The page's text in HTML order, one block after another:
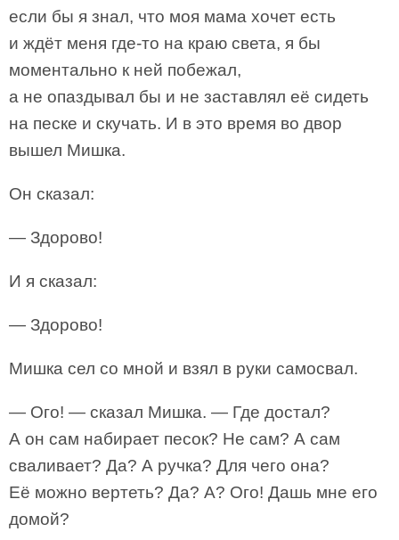
если бы я знал, что моя мама хочет есть
и ждёт меня где-то на краю света, я бы
моментально к ней побежал,
а не опаздывал бы и не заставлял её сидеть
на песке и скучать. И в это время во двор
вышел Мишка.
Он сказал:
— Здорово!
И я сказал:
— Здорово!
Мишка сел со мной и взял в руки самосвал.
— Ого! — сказал Мишка. — Где достал?
А он сам набирает песок? Не сам? А сам
сваливает? Да? А ручка? Для чего она?
Её можно вертеть? Да? А? Ого! Дашь мне его
домой?